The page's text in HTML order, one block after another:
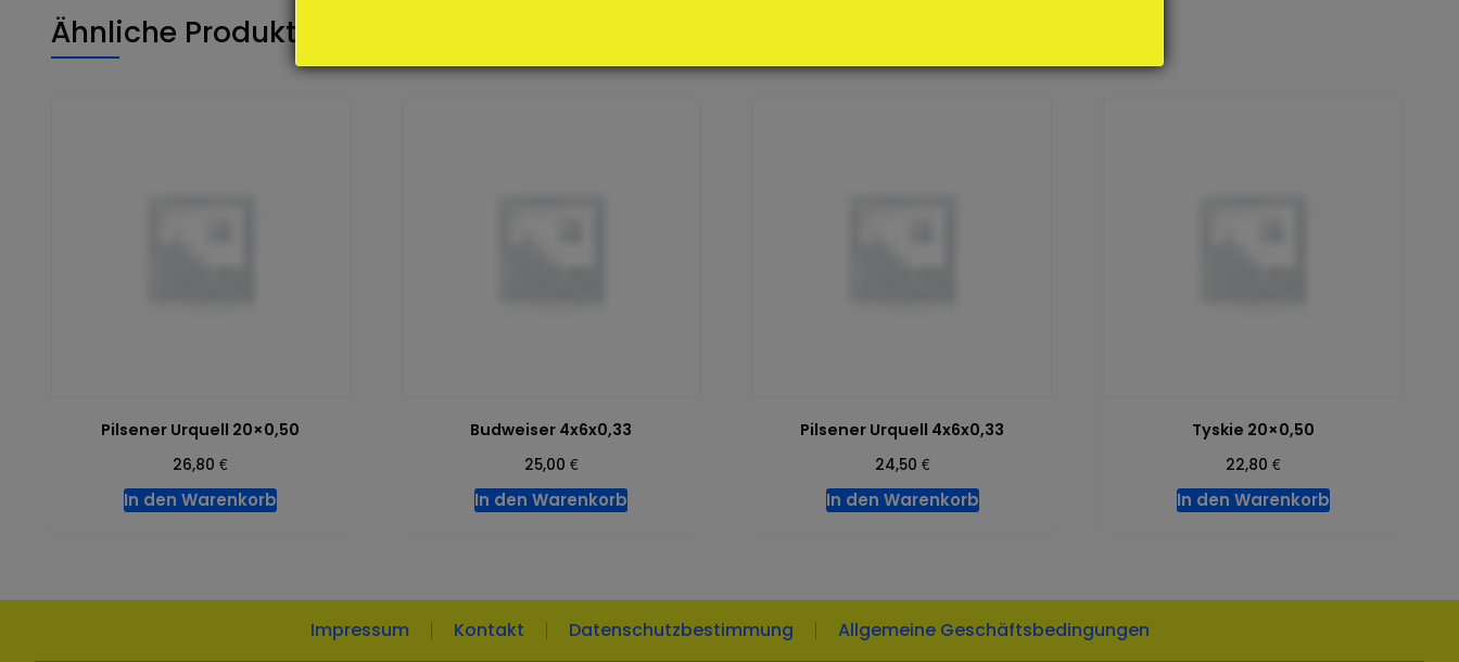
Ähnliche Produkte
Pilsener Urquell 20×0,50
26,80€
In den Warenkorb
Budweiser 4x6x0,33
25,00 €
In den Warenkorb
Pilsener Urquell 4x6x0,33
24,50 €
In den Warenkorb
Tyskie 20×0,50
22,80 €
In den Warenkorb
Impressum Kontakt Datenschutzbestimmung Allgemeine Geschäftsbedingungen